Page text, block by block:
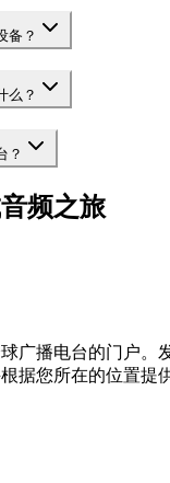
备？
么？
？
频之旅
广播电台的门户。
据您所在的位置提